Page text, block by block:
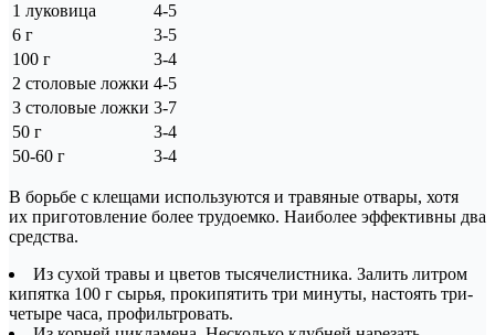
1 луковица
4-5
6 г
3-5
100 г
3-4
2 столовые ложки 4-5
3 столовые ложки 3-7
50 г
3-4
50-60 г
3-4
В борьбе с клещами используются и травяные отвары, хотя
их приготовление более трудоемко. Наиболее эффективны два
средства.
Из сухой травы и цветов тысячелистника. Залить литром
кипятка 100 г сырья, прокипятить три минуты, настоять три-
четыре часа, профильтровать.